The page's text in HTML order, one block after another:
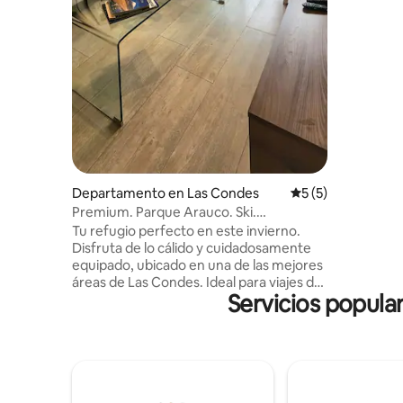
Departamento en Las Condes Calificación
5 (5)
Premium. Parque Arauco. Ski.
Calefacción. Digital
Tu refugio perfecto en este invierno.
Disfruta de lo cálido y cuidadosamente
equipado, ubicado en una de las mejores
áreas de Las Condes. Ideal para viajes de
negocios, y para quienes desean
combinar la ciudad con una escapada a la
Servicios